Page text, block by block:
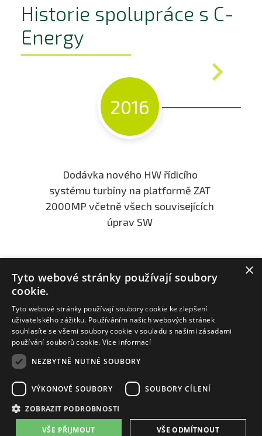
Historie spolupráce s C-
Energy
2016
Dodávka nového HW řídicího
systému turbíny na platformě ZAT
2000MP včetně všech souvisejících
úprav SW
ZAT a.s.
telefon: +420 318 652 111
telefon:+420 377 438 111
×
Tyto webové stránky používají soubory
cookie.
Tyto webové stránky používají soubory cookie ke zlepšení
uživatelského zážitku. Používáním našich webových stránek
souhlasíte se všemi soubory cookie v souladu s našimi zásadami
používání souborů cookie. Více informací
NEZBYTNĚ NUTNÉ SOUBORY
VÝKONOVÉ SOUBORY SOUBORY CÍLENÍ
ZOBRAZIT PODROBNOSTI
VŠE PŘIJMOUT VŠE ODMÍTNOUT